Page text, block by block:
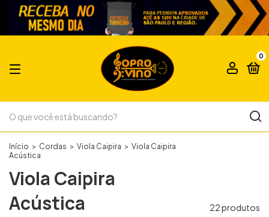
0
Início > Cordas > Viola Caipira > Viola Caipira
Acústica
Viola Caipira
Acústica
22 produtos